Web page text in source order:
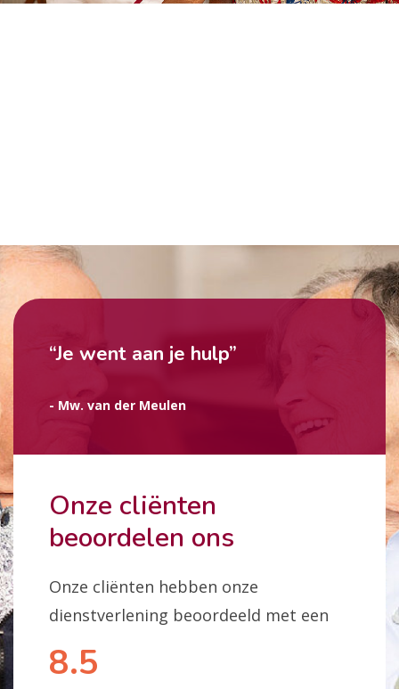
Onze cliënten
beoordelen ons
Onze cliënten hebben onze
dienstverlening beoordeeld met een
8.5
“Je went aan je hulp”
- Mw. van der Meulen